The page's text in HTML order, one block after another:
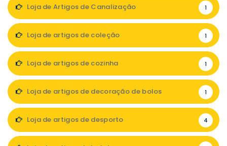
Loja de Artigos de Canalização 1
Loja de artigos de coleção 1
Loja de artigos de cozinha 1
Loja de artigos de decoração de bolos 1
Loja de artigos de desporto 4